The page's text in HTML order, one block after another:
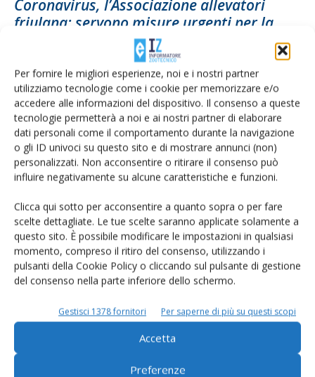
Per fornire le migliori esperienze, noi e i nostri partner
utilizziamo tecnologie come i cookie per memorizzare e/o
accedere alle informazioni del dispositivo. Il consenso a queste
tecnologie permetterà a noi e ai nostri partner di elaborare
dati personali come il comportamento durante la navigazione
o gli ID univoci su questo sito e di mostrare annunci (non)
personalizzati. Non acconsentire o ritirare il consenso può
influire negativamente su alcune caratteristiche e funzioni.
Clicca qui sotto per acconsentire a quanto sopra o per fare
scelte dettagliate. Le tue scelte saranno applicate solamente a
questo sito. È possibile modificare le impostazioni in qualsiasi
momento, compreso il ritiro del consenso, utilizzando i
pulsanti della Cookie Policy o cliccando sul pulsante di gestione
del consenso nella parte inferiore dello schermo.
Gestisci 1378 fornitori Per saperne di più su questi scopi
Accetta
Preferenze
Coronavirus, l’Associazione allevatori
friulana: servono misure urgenti per la
Prandini, Coldiretti: «Un incentivo a chi
riduce del 3% la produzione...
DiFrancesca Baccino 23 Marzo 2020